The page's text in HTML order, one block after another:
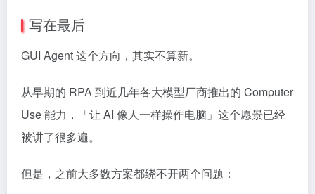
写在最后
GUI Agent 这个方向，其实不算新。
从早期的 RPA 到近几年各大模型厂商推出的 Computer
Use 能力，「让 AI 像人一样操作电脑」这个愿景已经
被讲了很多遍。
但是，之前大多数方案都绕不开两个问题：